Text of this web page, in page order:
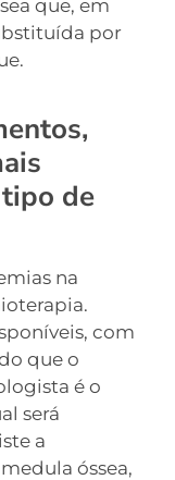
que, em
por
de
na
com
que o
é o
será
a
óssea,